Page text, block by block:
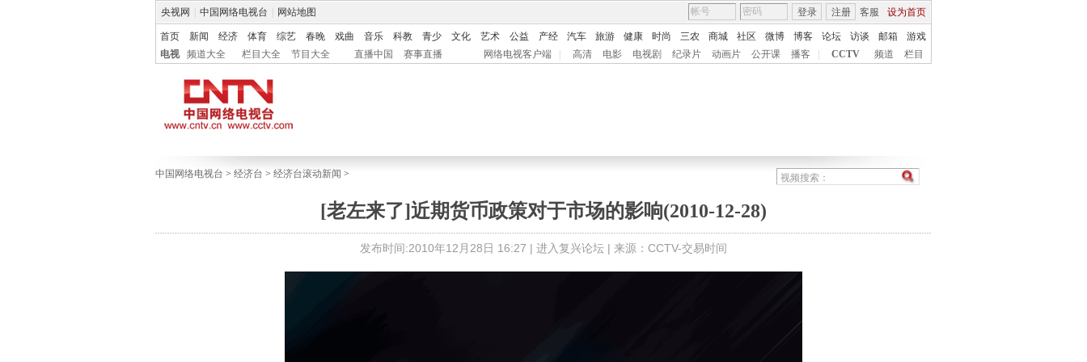
央视网 中国网络电视台 网站地图 客服 设为首页
登录 注册
首页 新闻 经济 体育 综艺 春晚 戏曲 音乐 科教 青少 文化 艺术 公益 产经 汽车 旅游 健康 时尚 三农 商城 社区 微博 博客 论坛 访谈 邮箱
游戏
电视
频道大全 栏目大全 节目大全 直播中国 赛事直播 网络电视客户端 高清 电影 电视剧 纪录片 动画片 公开课 播客 CCTV 频道 栏目
中国网络电视台 > 经济台 > 经济台滚动新闻 >
[老左来了]近期货币政策对于市场的影响(2010-12-28)
发布时间:2010年12月28日 16:27 | 进入复兴论坛 | 来源：CCTV-交易时间